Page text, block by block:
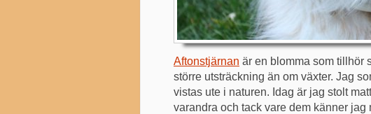
Aftonstjärnan är en blomma som tillhör
större utsträckning än om växter. Jag
vistas ute i naturen. Idag är jag stolt
varandra och tack vare dem känner jag